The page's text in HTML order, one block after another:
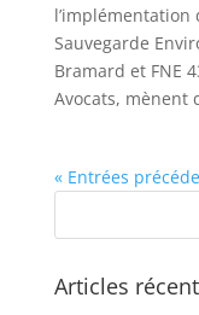
l’implémentation
Sauvegarde
Bramard et FNE
Avocats, mènent
« Entrées
Articles